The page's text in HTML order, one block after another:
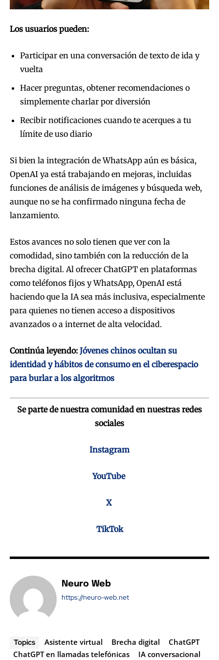
Los usuarios pueden:
Participar en una conversación de texto de ida y
vuelta
Hacer preguntas, obtener recomendaciones o
simplemente charlar por diversión
Recibir notificaciones cuando te acerques a tu
límite de uso diario
Si bien la integración de WhatsApp aún es básica,
OpenAI ya está trabajando en mejoras, incluidas
funciones de análisis de imágenes y búsqueda web,
aunque no se ha confirmado ninguna fecha de
lanzamiento.
Estos avances no solo tienen que ver con la
comodidad, sino también con la reducción de la
brecha digital. Al ofrecer ChatGPT en plataformas
como teléfonos fijos y WhatsApp, OpenAI está
haciendo que la IA sea más inclusiva, especialmente
para quienes no tienen acceso a dispositivos
avanzados o a internet de alta velocidad.
Continúa leyendo: Jóvenes chinos ocultan su
identidad y hábitos de consumo en el ciberespacio
para burlar a los algoritmos
Se parte de nuestra comunidad en nuestras redes
sociales
Instagram
YouTube
X
TikTok
Neuro Web
https://neuro-web.net
Topics Asistente virtual Brecha digital
ChatGPT
ChatGPT en llamadas telefónicas
IA conversacional